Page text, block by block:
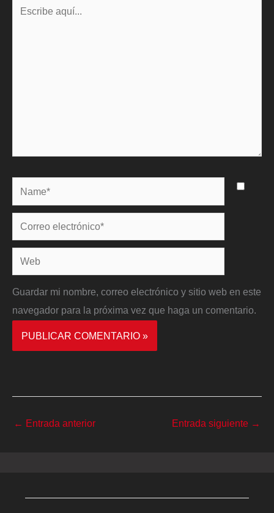
Name*
Correo
electrónico*
Web
Guardar mi nombre, correo electrónico y sitio web en este
navegador para la próxima vez que haga un comentario.
← Entrada anterior Entrada siguiente →